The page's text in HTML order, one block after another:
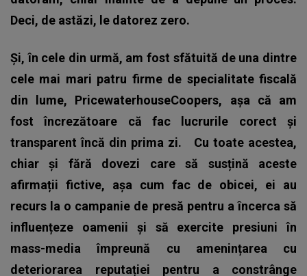
Deci, de astăzi, le datorez zero.
Și, în cele din urmă, am fost sfătuită de una dintre
cele mai mari patru firme de specialitate fiscală
din lume, PricewaterhouseCoopers, așa că am
fost încrezătoare că fac lucrurile corect și
transparent încă din prima zi. Cu toate acestea,
chiar și fără dovezi care să susțină aceste
afirmații fictive, așa cum fac de obicei, ei au
recurs la o campanie de presă pentru a încerca să
influențeze oamenii și să exercite presiuni în
mass-media împreună cu amenințarea cu
deteriorarea reputației pentru a constrânge